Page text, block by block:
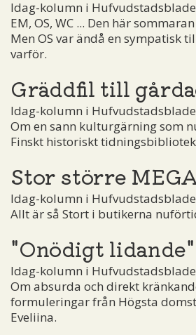
Idag-kolumn i
EM, OS, WC ... Den här
Men OS var ändå en sympatisk
varför.
Gräddfil till
Idag-kolumn i
Om en sann kulturgärning som
Finskt historiskt
Stor större
Idag-kolumn i
Allt är så Stort i butikerna
"Onödigt lidande"
Idag-kolumn i
Om absurda och direkt
formuleringar från Högsta
Eveliina.